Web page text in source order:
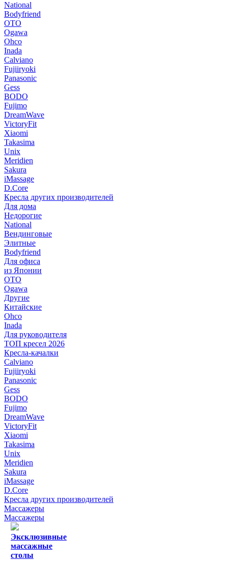
National
Bodyfriend
OTO
Ogawa
Ohco
Inada
Calviano
Fujiiryoki
Panasonic
Gess
BODO
Fujimo
DreamWave
VictoryFit
Xiaomi
Takasima
Unix
Meridien
Sakura
iMassage
D.Core
Кресла других производителей
Для дома
Недорогие
National
Вендинговые
Элитные
Bodyfriend
Для офиса
из Японии
OTO
Ogawa
Другие
Китайские
Ohco
Inada
Для руководителя
ТОП кресел 2026
Кресла-качалки
Calviano
Fujiiryoki
Panasonic
Gess
BODO
Fujimo
DreamWave
VictoryFit
Xiaomi
Takasima
Unix
Meridien
Sakura
iMassage
D.Core
Кресла других производителей
Массажеры
Массажеры
Эксклюзивные
массажные
столы